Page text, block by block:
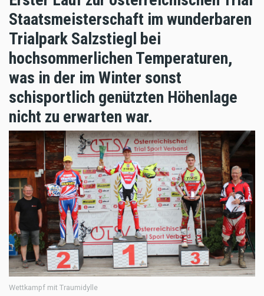
Staatsmeisterschaft im wunderbaren
Trialpark Salzstiegl bei
hochsommerlichen Temperaturen,
was in der im Winter sonst
schisportlich genützten Höhenlage
nicht zu erwarten war.
Wettkampf mit Traumidylle